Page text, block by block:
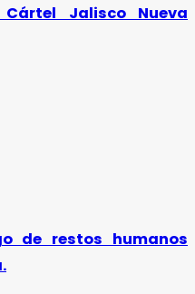
Jalisco Nueva
de restos humanos